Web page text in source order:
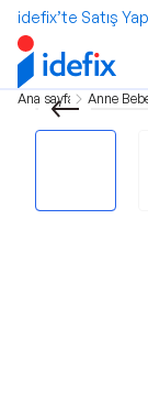
idefix’te Satış
Ana sayfa Anne